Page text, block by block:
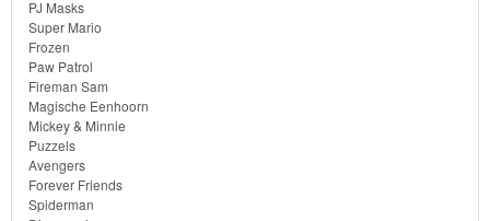
PJ Masks
Super Mario
Frozen
Paw Patrol
Fireman Sam
Magische Eenhoorn
Mickey & Minnie
Puzzels
Avengers
Forever Friends
Spiderman